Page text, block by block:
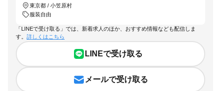
東京都 / 小笠原村
服装自由
「LINEで受け取る」では、新着求人のほか、おすすめ情報なども配信しま
す。 詳しくはこちら
LINEで受け取る
メールで受け取る